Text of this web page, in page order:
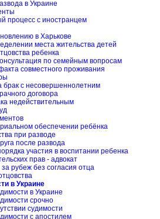
в Украине
процесс с иностранцем
в Харькове
места жительства детей
ребенка
по семейным вопросам
совместного проживания
брак с несовершеннолетним
договора
недействительным
обеспечении ребёнка
при разводе
после развода
участия в воспитании ребенка
прав - адвокат
рубеж без согласия отца
в Украине
в Украине
срочно
судимости
с апостилем